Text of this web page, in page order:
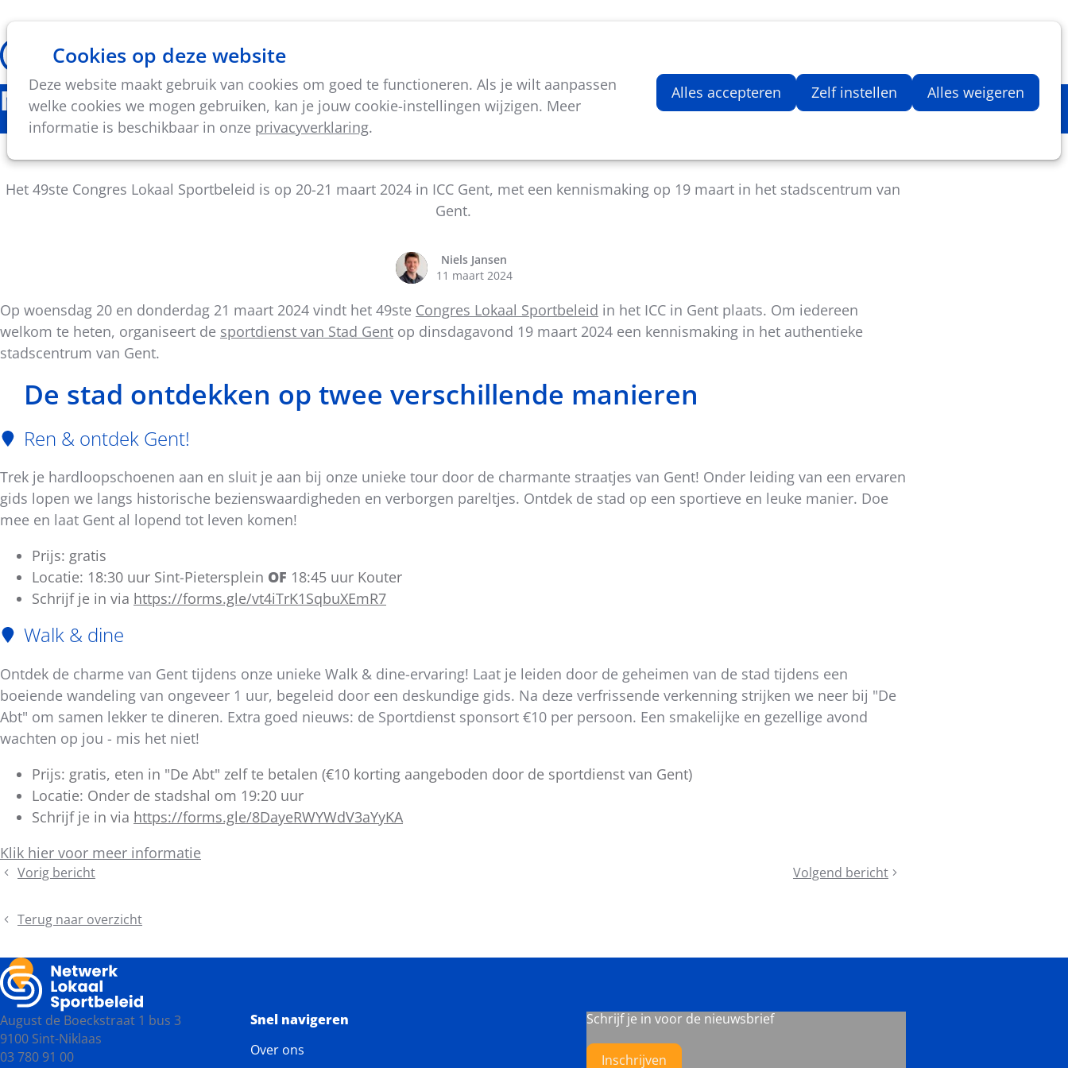
Cookies op deze website
Deze website maakt gebruik van cookies om goed te functioneren. Als je wilt aanpassen
welke cookies we mogen gebruiken, kan je jouw cookie-instellingen wijzigen. Meer
informatie is beschikbaar in onze privacyverklaring.
Alles accepteren Zelf instellen Alles weigeren
Thema's Vorming & activiteiten
Aantal artikelen in
Nieuws
Ontdek het authentieke stadscentrum van Gent - Congres Lokaal Sportbeleid 2024
Het 49ste Congres Lokaal Sportbeleid is op 20-21 maart 2024 in ICC Gent, met een kennismaking op 19 maart in het stadscentrum van
Gent.
Niels Jansen
11 maart 2024
Op woensdag 20 en donderdag 21 maart 2024 vindt het 49ste Congres Lokaal Sportbeleid in het ICC in Gent plaats. Om iedereen
welkom te heten, organiseert de sportdienst van Stad Gent op dinsdagavond 19 maart 2024 een kennismaking in het authentieke
stadscentrum van Gent.
De stad ontdekken op twee verschillende manieren
Ren & ontdek Gent!
Trek je hardloopschoenen aan en sluit je aan bij onze unieke tour door de charmante straatjes van Gent! Onder leiding van een ervaren
gids lopen we langs historische bezienswaardigheden en verborgen pareltjes. Ontdek de stad op een sportieve en leuke manier. Doe
mee en laat Gent al lopend tot leven komen!
Prijs: gratis
Locatie: 18:30 uur Sint-Pietersplein OF 18:45 uur Kouter
Schrijf je in via https://forms.gle/vt4iTrK1SqbuXEmR7
Walk & dine
Ontdek de charme van Gent tijdens onze unieke Walk & dine-ervaring! Laat je leiden door de geheimen van de stad tijdens een
boeiende wandeling van ongeveer 1 uur, begeleid door een deskundige gids. Na deze verfrissende verkenning strijken we neer bij "De
Abt" om samen lekker te dineren. Extra goed nieuws: de Sportdienst sponsort €10 per persoon. Een smakelijke en gezellige avond
wachten op jou - mis het niet!
Prijs: gratis, eten in "De Abt" zelf te betalen (€10 korting aangeboden door de sportdienst van Gent)
Locatie: Onder de stadshal om 19:20 uur
Schrijf je in via https://forms.gle/8DayeRWYWdV3aYyKA
Klik hier voor meer informatie
Deel
dit
Vorig bericht
Telex
Volgend bericht
Last
Lokaal
Terug naar overzicht
August de Boeckstraat 1 bus 3
9100 Sint-Niklaas
03 780 91 00
Snel navigeren
Over ons
Schrijf je in voor de nieuwsbrief
Inschrijven